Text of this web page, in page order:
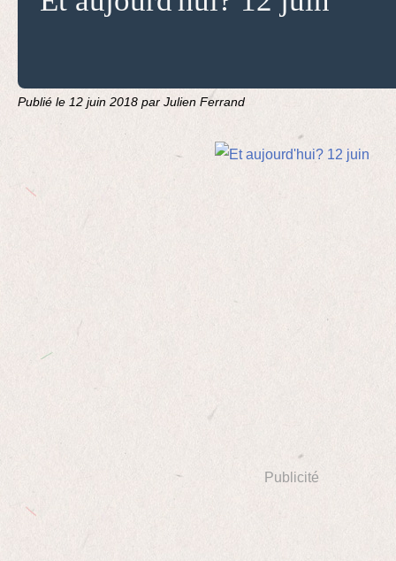
Publié le 12 juin 2018 par Julien Ferrand
Publicité